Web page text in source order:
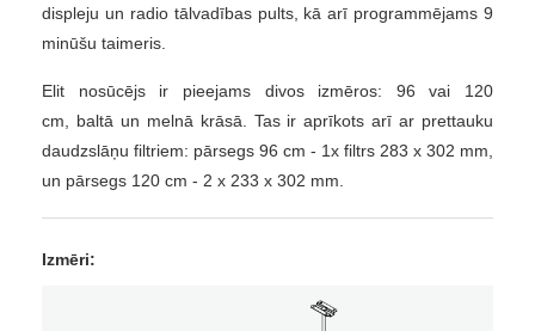
displeju un radio tālvadības pults, kā arī programmējams 9
minūšu taimeris.
Elit nosūcējs ir pieejams divos izmēros: 96 vai 120
cm, baltā un melnā krāsā. Tas ir aprīkots arī ar prettauku
daudzslāņu filtriem: pārsegs 96 cm - 1x filtrs 283 x 302 mm,
un pārsegs 120 cm - 2 x 233 x 302 mm.
Izmēri: